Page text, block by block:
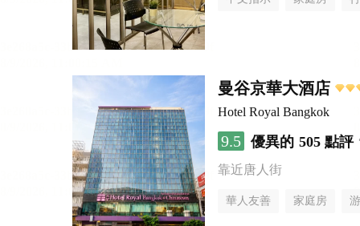
曼谷京華大酒店
Hotel Royal Bangkok
9.5 優異的 505 點評
靠近唐人街
華人友善 家庭房